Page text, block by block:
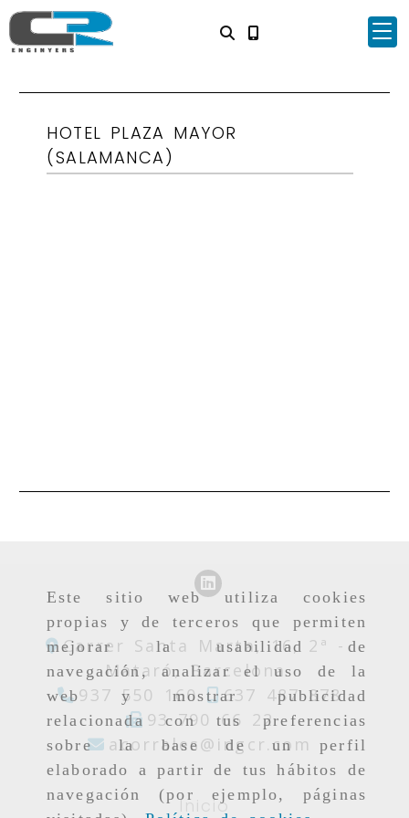
Este sitio web utiliza cookies
propias y de terceros que permiten
mejorar la usabilidad de
navegación, analizar el uso de la
web y mostrar publicidad
relacionada con tus preferencias
sobre la base de un perfil
elaborado a partir de tus hábitos de
navegación (por ejemplo, páginas
HOTEL PLAZA MAYOR
(SALAMANCA)
Carrer Santa Marta, 16, 2ª -
Mataró,Barcelona
937 550 160
637 487 878
93 790 66 22
acorrales
ingcr.com acorrales
Inicio